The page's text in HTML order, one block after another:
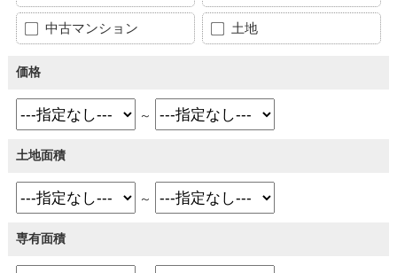
中古マンション 土地
価格
～
土地面積
～
専有面積